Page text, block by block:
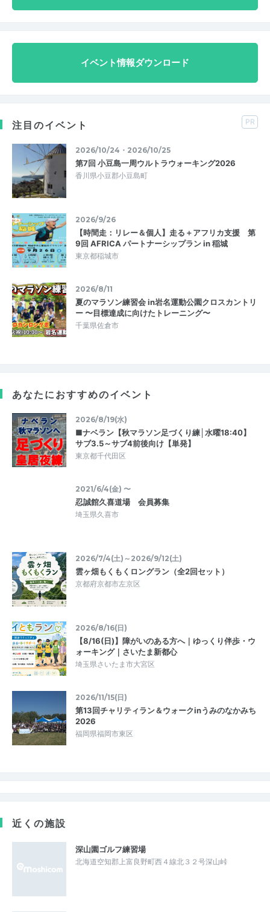
イベント情報ダウンロード
注目のイベント PR
2026/10/24・2026/10/25
第7回 小豆島一周ウルトラウォーキング2026
香川県小豆郡小豆島町
2026/9/26
【時間走：リレー＆個人】走る＋アフリカ支援 第
9回 AFRICA パートナーシップラン in 稲城
東京都稲城市
2026/8/11
夏のマラソン練習会 in岩名運動公園クロスカントリ
ー 〜目標達成に向けたトレーニング〜
千葉県佐倉市
あなたにおすすめのイベント
2026/8/19(水)
■ナベラン【秋マラソン足づくり練│水曜18:40】
サブ3.5～サブ4前後向け【単発】
東京都千代田区
2021/6/4(金) 〜
忍誠館久喜道場 会員募集
埼玉県久喜市
2026/7/4(土)～2026/9/12(土)
雲ヶ畑もくもくロングラン（全2回セット）
京都府京都市左京区
2026/8/16(日)
【8/16(日)】障がいのある方へ｜ゆっくり伴歩・ウ
ォーキング｜さいたま新都心
埼玉県さいたま市大宮区
2026/11/15(日)
第13回チャリティラン＆ウォークinうみのなかみち
2026
福岡県福岡市東区
近くの施設
深山園ゴルフ練習場
北海道空知郡上富良野町西４線北３２号深山峠